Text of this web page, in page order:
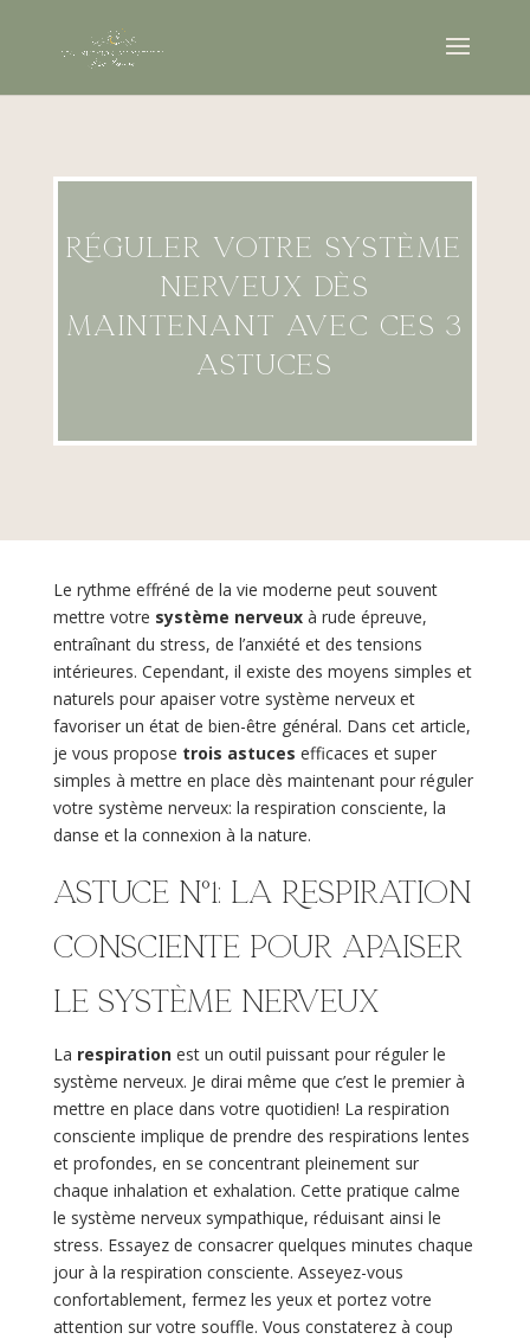
Réguler votre système
nerveux dès
maintenant avec ces 3
astuces
Le rythme effréné de la vie moderne peut souvent
mettre votre système nerveuxà rude épreuve,
entraînant du stress, de l’anxiété et des tensions
intérieures. Cependant, il existe des moyens simples et
naturels pour apaiser votre système nerveux et
favoriser un état de bien-être général. Dans cet article,
je vous propose trois astuces efficaces et super
simples à mettre en place dès maintenant pour réguler
votre système nerveux: la respiration consciente, la
danse et la connexion à la nature.
Astuce n°1: La Respiration
Consciente pour apaiser
le système nerveux
La respirationest un outil puissant pour réguler le
système nerveux. Je dirai même que c’est le premier à
mettre en place dans votre quotidien! La respiration
consciente implique de prendre des respirations lentes
et profondes, en se concentrant pleinement sur
chaque inhalation et exhalation. Cette pratique calme
le système nerveux sympathique, réduisant ainsi le
stress. Essayez de consacrer quelques minutes chaque
jour à la respiration consciente. Asseyez-vous
confortablement, fermez les yeux et portez votre
attention sur votre souffle. Vous constaterez à coup